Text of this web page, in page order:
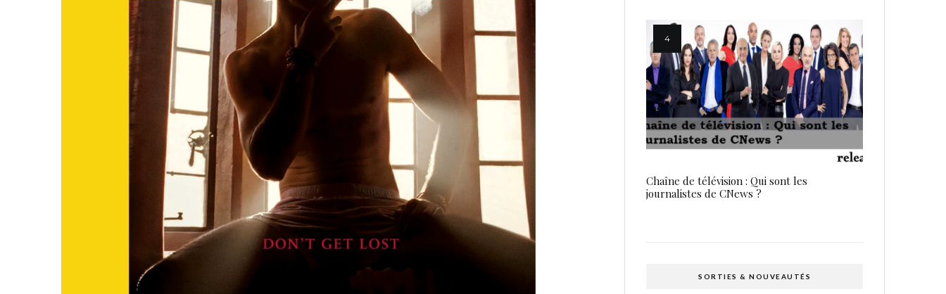
Chaîne de télévision : Qui sont les
journalistes de CNews ?
SORTIES & NOUVEAUTÉS